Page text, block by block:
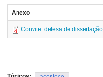
Anexo
Convite: defesa de dissertação